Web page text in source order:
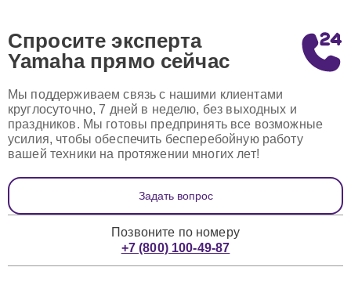
Спросите эксперта
Yamaha прямо сейчас
Мы поддерживаем связь с нашими клиентами
круглосуточно, 7 дней в неделю, без выходных и
праздников. Мы готовы предпринять все возможные
усилия, чтобы обеспечить бесперебойную работу
вашей техники на протяжении многих лет!
Задать вопрос
Позвоните по номеру
+7 (800) 100-49-87